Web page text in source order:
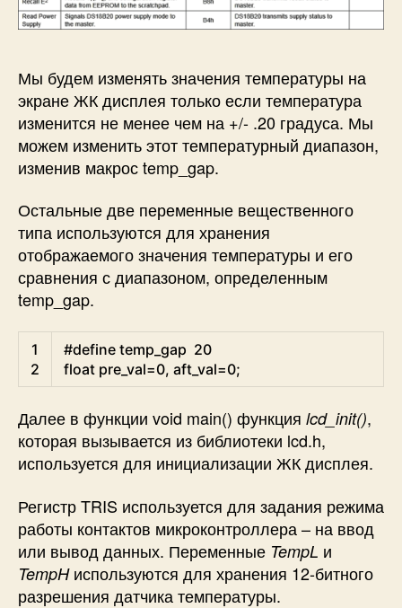
Мы будем изменять значения температуры на
экране ЖК дисплея только если температура
изменится не менее чем на +/- .20 градуса. Мы
можем изменить этот температурный диапазон,
изменив макрос temp_gap.
Остальные две переменные вещественного
типа используются для хранения
отображаемого значения температуры и его
сравнения с диапазоном, определенным
temp_gap.
1
2
#define temp_gap  20
float pre_val=0, aft_val=0;
Далее в функции void main() функция lcd_init(),
которая вызывается из библиотеки lcd.h,
используется для инициализации ЖК дисплея.
Регистр TRIS используется для задания режима
работы контактов микроконтроллера – на ввод
или вывод данных. Переменные TempL и
TempHиспользуются для хранения 12-битного
разрешения датчика температуры.